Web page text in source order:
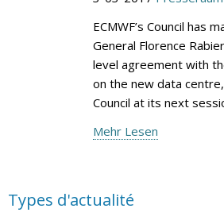
ECMWF’s Council has
General Florence
level agreement with
on the new data
Council at its next
Mehr Lesen
Types d'actualité